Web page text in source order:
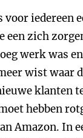
voor iedereen
een zich
werk was
wist waar
klanten
hebben
Amazon. In